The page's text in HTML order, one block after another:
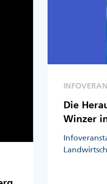
Die
Winzer